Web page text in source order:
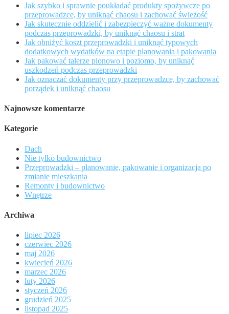
Jak szybko i sprawnie poukładać produkty spożywcze po
przeprowadzce, by uniknąć chaosu i zachować świeżość
Jak skutecznie oddzielić i zabezpieczyć ważne dokumenty
podczas przeprowadzki, by uniknąć chaosu i strat
Jak obniżyć koszt przeprowadzki i uniknąć typowych
dodatkowych wydatków na etapie planowania i pakowania
Jak pakować talerze pionowo i poziomo, by uniknąć
uszkodzeń podczas przeprowadzki
Jak oznaczać dokumenty przy przeprowadzce, by zachować
porządek i uniknąć chaosu
Najnowsze komentarze
Kategorie
Dach
Nie tylko budownictwo
Przeprowadzki – planowanie, pakowanie i organizacja po
zmianie mieszkania
Remonty i budownictwo
Wnętrze
Archiwa
lipiec 2026
czerwiec 2026
maj 2026
kwiecień 2026
marzec 2026
luty 2026
styczeń 2026
grudzień 2025
listopad 2025